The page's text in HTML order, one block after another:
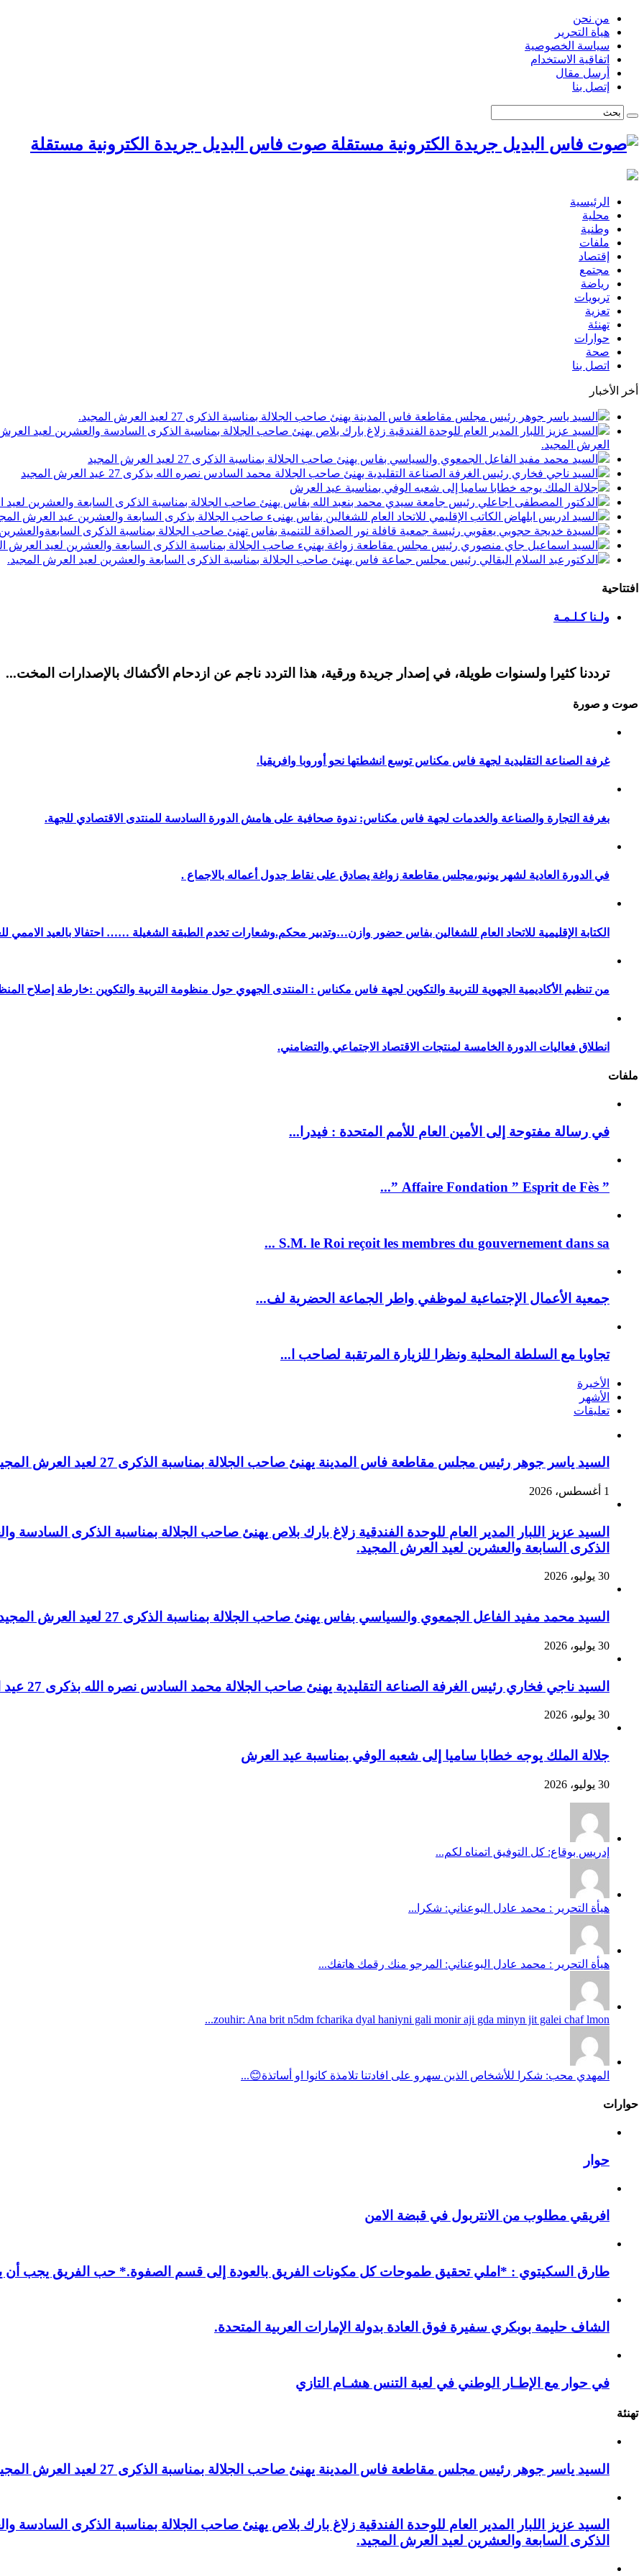
من نحن
هيأة التحرير
سياسة الخصوصية
اتفاقية الاستخدام
أرسل مقال
إتصل بنا
صوت فاس البديل جريدة الكترونية مستقلة
الرئيسية
محلية
وطنية
ملفات
إقتصاد
مجتمع
رياضة
تربويات
تعزية
تهنئة
حوارات
صحة
اتصل بنا
أخر الأخبار
السيد ياسر جوهر رئيس مجلس مقاطعة فاس المدينة يهنئ صاحب الجلالة بمناسبة الذكرى 27 لعيد العرش المجيد.
السيد عزيز اللبار المدير العام للوحدة الفندقية زلاغ بارك بلاص يهنئ صاحب الجلالة بمناسبة الذكرى السادسة والعشرين لعيد
العرش المجيد.
السيد محمد مفيد الفاعل الجمعوي والسياسي بفاس يهنئ صاحب الجلالة بمناسبة الذكرى 27 لعيد العرش المجيد
السيد ناجي فخاري رئيس الغرفة الصناعة التقليدية يهنئ صاحب الجلالة محمد السادس نصره الله بذكرى 27 عيد العرش المجيد
جلالة الملك يوجه خطابا ساميا إلى شعبه الوفي بمناسبة عيد العرش
الدكتور المصطفى اجاعلي رئيس جامعة سيدي محمد بنعبد الله بفاس يهنئ صاحب الجلالة بمناسبة الذكرى السابعة والعشرين لعيد
السيد ادريس ابلهاض الكاتب الإقليمي للاتحاد العام للشغالين بفاس يهنىء صاحب الجلالة بذكرى السابعة والعشرين عيد العرش
السيدة خديجة حجوبي يعقوبي رئيسة جمعية قافلة نور الصداقة للتنمية بفاس تهنئ صاحب الجلالة بمناسبة الذكرى
السيد اسماعيل جاي منصوري رئيس مجلس مقاطعة زواغة يهنيء صاحب الجلالة بمناسبة الذكرى السابعة والعشرين لعيد العرش
الدكتورعبد السلام البقالي رئيس مجلس جماعة فاس يهنئ صاحب الجلالة بمناسبة الذكرى السابعة والعشرين لعيد العرش المجيد.
افتتاحية
ولـنا كـلـمـة
ترددنا كثيرا ولسنوات طويلة، في إصدار جريدة ورقية، هذا التردد ناجم عن ازدحام الأكشاك بالإصدارات المخت...
صوت و صورة
غرفة الصناعة التقليدية لجهة فاس مكناس توسع انشطتها نحو أوروبا وافريقيا.
بغرفة التجارة والصناعة والخدمات لجهة فاس مكناس: ندوة صحافية على هامش الدورة السادسة للمنتدى الاقتصادي للجهة.
في الدورة العادية لشهر يونيو،مجلس مقاطعة زواغة يصادق على نقاط جدول أعماله بالاجماع .
الكتابة الإقليمية للاتحاد العام للشغالين بفاس حضور وازن…وتدبير محكم.وشعارات تخدم الطبقة الشغيلة …… احتفالا بالعيد الاممي
من تنظيم الأكاديمية الجهوية للتربية والتكوين لجهة فاس مكناس : المنتدى الجهوي حول منظومة التربية والتكوين :خارطة إصلاح
انطلاق فعاليات الدورة الخامسة لمنتجات الاقتصاد الاجتماعي والتضامني.
ملفات
في رسالة مفتوحة إلى الأمين العام للأمم المتحدة : فيدرا...
” Affaire Fondation ” Esprit de Fès ”...
S.M. le Roi reçoit les membres du gouvernement dans sa ...
جمعية الأعمال الإجتماعية لموظفي واطر الجماعة الحضرية لف...
تجاوبا مع السلطة المحلية ونظرا للزيارة المرتقبة لصاحب ا...
الأخيرة
الأشهر
تعليقات
السيد ياسر جوهر رئيس مجلس مقاطعة فاس المدينة يهنئ صاحب الجلالة بمناسبة الذكرى 27 لعيد العرش المجيد.
1 أغسطس، 2026
السيد عزيز اللبار المدير العام للوحدة الفندقية زلاغ بارك بلاص يهنئ صاحب الجلالة بمناسبة الذكرى
الذكرى السابعة والعشرين لعيد العرش المجيد.
30 يوليو، 2026
السيد محمد مفيد الفاعل الجمعوي والسياسي بفاس يهنئ صاحب الجلالة بمناسبة الذكرى 27 لعيد العرش المجيد
30 يوليو، 2026
السيد ناجي فخاري رئيس الغرفة الصناعة التقليدية يهنئ صاحب الجلالة محمد السادس نصره الله بذكرى 27 عيد العرش المجيد
30 يوليو، 2026
جلالة الملك يوجه خطابا ساميا إلى شعبه الوفي بمناسبة عيد العرش
30 يوليو، 2026
إدريس بوقاع: كل التوفيق اتمناه لكم...
هيأة التحرير : محمد عادل البوعناني: شكرا...
هيأة التحرير : محمد عادل البوعناني: المرجو منك رقمك هاتفك...
zouhir: Ana brit n5dm fcharika dyal haniyni gali monir aji gda minyn jit galei chaf lmon...
المهدي محب: شكرا للأشخاص الذين سهرو على افادتنا تلامذة كانوا او أساتذة😊...
حوارات
حوار
افريقي مطلوب من الانتربول في قبضة الامن
طارق السكيتوي : *املي تحقيق طموحات كل مكونات الفريق بالعودة إلى قسم الصفوة.* حب الفريق يجب أن
الشاف حليمة بوبكري سفيرة فوق العادة بدولة الإمارات العربية المتحدة.
في حوار مع الإطـار الوطني في لعبة التنس هشـام التازي
تهنئة
السيد ياسر جوهر رئيس مجلس مقاطعة فاس المدينة يهنئ صاحب الجلالة بمناسبة الذكرى 27 لعيد العرش المجيد.
السيد عزيز اللبار المدير العام للوحدة الفندقية زلاغ بارك بلاص يهنئ صاحب الجلالة بمناسبة الذكرى
الذكرى السابعة والعشرين لعيد العرش المجيد.